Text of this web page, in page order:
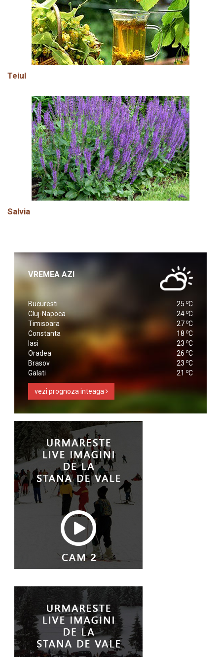
Teiul
Salvia
VREMEA AZI
Bucuresti 25 oC
Cluj-Napoca
24 oC
Timisoara
27 oC
Constanta
18 oC
Iasi
23 oC
Oradea
26 oC
Brasov
23 oC
Galati
21 oC
vezi prognoza inteaga